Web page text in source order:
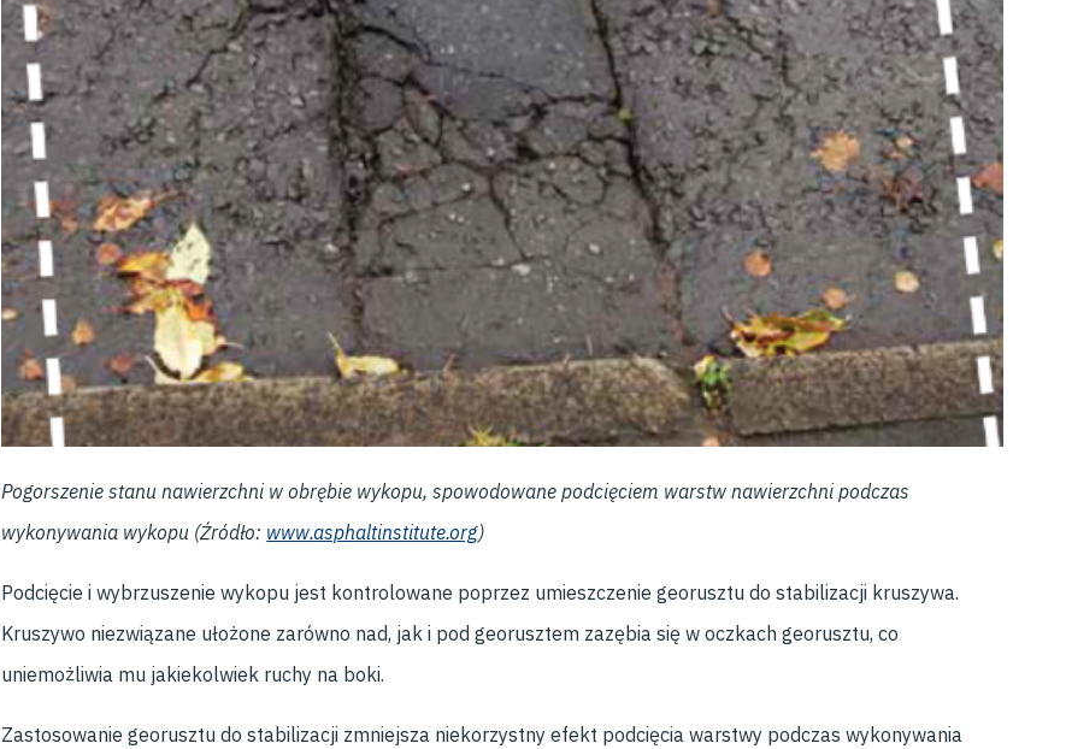
Pogorszenie stanu nawierzchni w obrębie wykopu, spowodowane podcięciem warstw nawierzchni podczas
wykonywania wykopu (Źródło: www.asphaltinstitute.org)
Podcięcie i wybrzuszenie wykopu jest kontrolowane poprzez umieszczenie georusztu do stabilizacji kruszywa.
Kruszywo niezwiązane ułożone zarówno nad, jak i pod georusztem zazębia się w oczkach georusztu, co
uniemożliwia mu jakiekolwiek ruchy na boki.
Zastosowanie georusztu do stabilizacji zmniejsza niekorzystny efekt podcięcia warstwy podczas wykonywania